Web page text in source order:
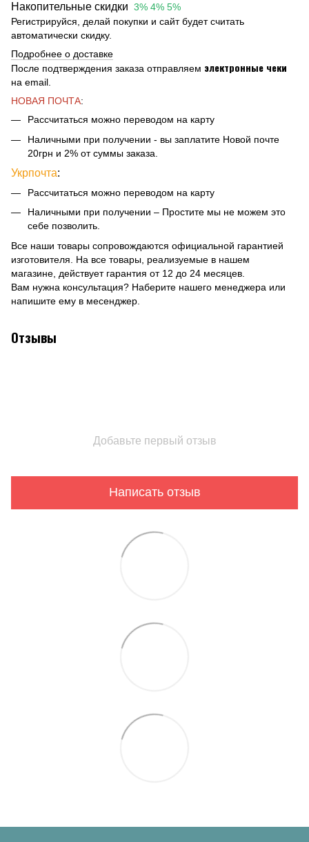
Накопительные скидки 3% 4% 5%
Регистрируйся, делай покупки и сайт будет считать
автоматически скидку.
Подробнее о доставке
После подтверждения заказа отправляем электронные чеки
на email.
НОВАЯ ПОЧТА:
Рассчитаться можно переводом на карту
Наличными при получении - вы заплатите Новой почте
20грн и 2% от суммы заказа.
Укрпочта:
Рассчитаться можно переводом на карту
Наличными при получении – Простите мы не можем это
себе позволить.
Все наши товары сопровождаются официальной гарантией
изготовителя. На все товары, реализуемые в нашем
магазине, действует гарантия от 12 до 24 месяцев.
Вам нужна консультация? Наберите нашего менеджера или
напишите ему в месенджер.
Отзывы
Добавьте первый отзыв
Написать отзыв